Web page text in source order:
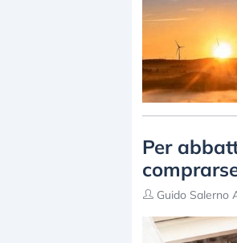
Per
Guido Salerno